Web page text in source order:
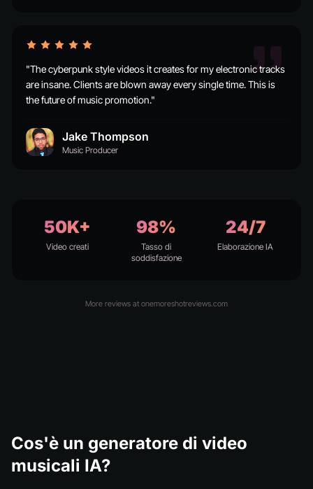
"The cyberpunk style videos it creates for my electronic tracks
are insane. Clients are blown away every single time. This is
the future of music promotion."
Jake Thompson
Music Producer
50K+
Video creati
98%
Tasso di
soddisfazione
24/7
Elaborazione IA
More reviews at onemoreshotreviews.com
Cos'è un generatore di video
musicali IA?